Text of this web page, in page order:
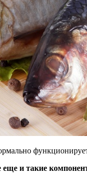
еще и такие